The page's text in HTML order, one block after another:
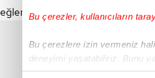
Bu çerezler, kullanıcıların
Bu çerezlere izin vermeniz
deneyimi yaşatabiliriz. Bunu
içerikleri sunabilmek adına
eğlencedeydi.